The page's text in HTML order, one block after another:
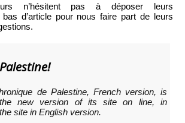
n’hésitent pas à déposer leurs
d’article pour nous faire part de leurs
de Palestine, French version, is
new version of its site on line, in
site in English version.